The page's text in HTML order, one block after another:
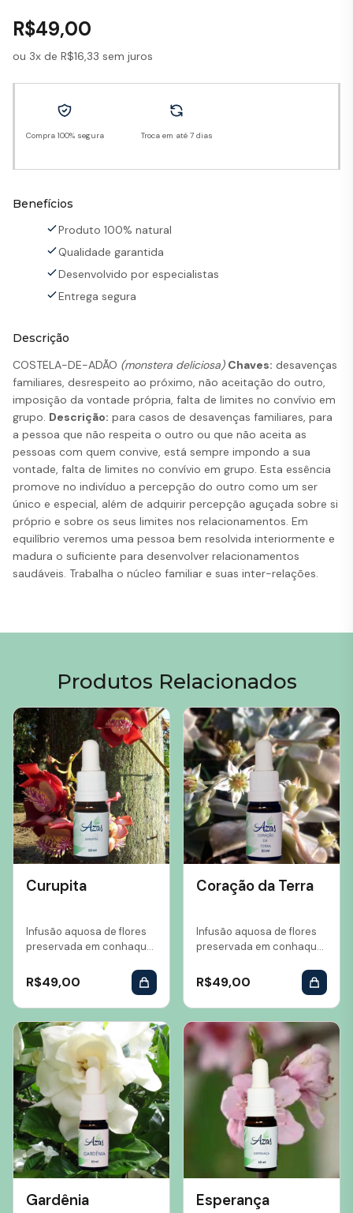
R$49,00
ou 3x de R$16,33 sem juros
Compra 100% segura Troca em até 7 dias
Benefícios
Produto 100% natural
Qualidade garantida
Desenvolvido por especialistas
Entrega segura
Descrição
COSTELA-DE-ADÃO (monstera deliciosa) Chaves: desavenças
familiares, desrespeito ao próximo, não aceitação do outro,
imposição da vontade própria, falta de limites no convívio em
grupo. Descrição: para casos de desavenças familiares, para
a pessoa que não respeita o outro ou que não aceita as
pessoas com quem convive, está sempre impondo a sua
vontade, falta de limites no convívio em grupo. Esta essência
promove no indivíduo a percepção do outro como um ser
único e especial, além de adquirir percepção aguçada sobre si
próprio e sobre os seus limites nos relacionamentos. Em
equilíbrio veremos uma pessoa bem resolvida interiormente e
madura o suficiente para desenvolver relacionamentos
saudáveis. Trabalha o núcleo familiar e suas inter-relações.
Produtos Relacionados
Curupita
Infusão aquosa de flores
preservada em conhaque
R$49,00
Coração da Terra
Infusão aquosa de flores
preservada em conhaque
R$49,00
Gardênia Esperança